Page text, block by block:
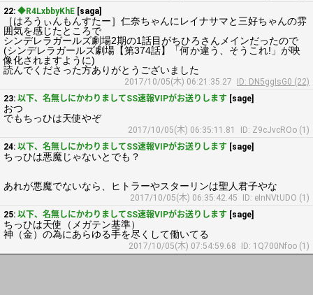
22: ◆R4LxbbyKhE [saga]
［はろうぃんもんすたー］仁奈ちゃんにレイナサマと三好ちゃんの雰
囲気を感じたところで
シンデレラガールズ劇場2期の1話目がちひろさんメインだったので
(シンデレラガールズ劇場【第374話】「何か違う、そうこれ!」が映
像化されますように)
読んでくださった方ありがとうございました
2017/10/05(木) 06:21:35.27
ID: DN5ggIsG0 (22)
23: 以下、名無しにかわりましてSS速報VIPがお送りします [sage]
おつ
でもちっひは天使やぞ
2017/10/05(木) 06:35:11.81
ID: Z9cJvcROo (1)
24: 以下、名無しにかわりましてSS速報VIPがお送りします [sage]
ちっひは悪魔じゃないとでも？
あれが悪魔でないなら、ヒトラーやスターリンは聖人君子やな
2017/10/05(木) 06:35:42.45
ID: eInNVtUDO (1)
25: 以下、名無しにかわりましてSS速報VIPがお送りします [sage]
ちっひは天使（メガテン基準）
神（金）の為にあらゆる手を尽くして働いてる
2017/10/05(木) 07:54:59.68 ID: 1Q700Nfoo (1)